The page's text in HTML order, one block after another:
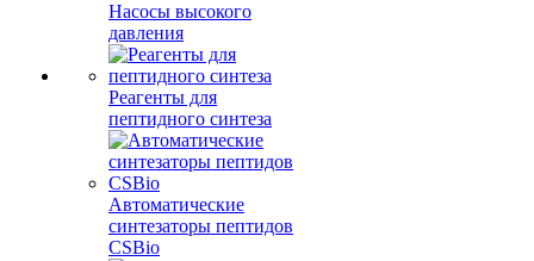
Насосы высокого
давления
Реагенты для
пептидного синтеза
Автоматические
синтезаторы пептидов
CSBio